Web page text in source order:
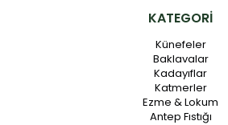
KATEGORİ
Künefeler
Baklavalar
Kadayıflar
Katmerler
Ezme & Lokum
Antep Fıstığı